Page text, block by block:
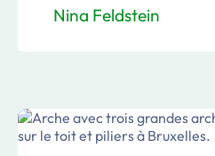
Nina Feldstein